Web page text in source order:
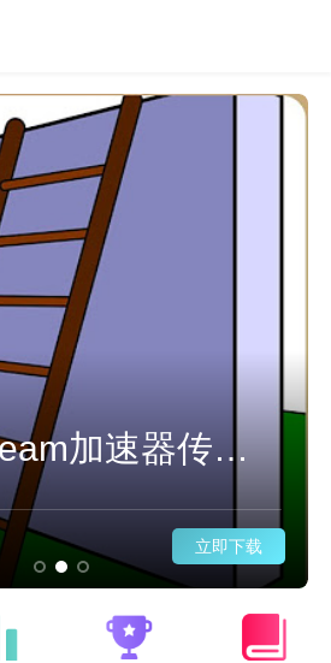
jetstream加速器传送门
立即下载